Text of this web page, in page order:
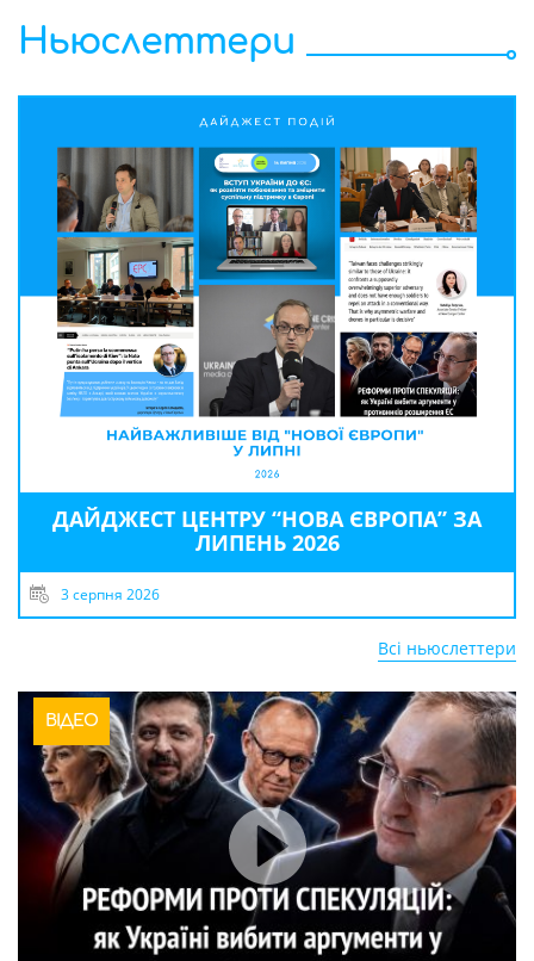
Ньюслеттери
ДАЙДЖЕСТ ЦЕНТРУ “НОВА ЄВРОПА” ЗА
ЛИПЕНЬ 2026
3 серпня 2026
Всі ньюслеттери
ВІДЕО